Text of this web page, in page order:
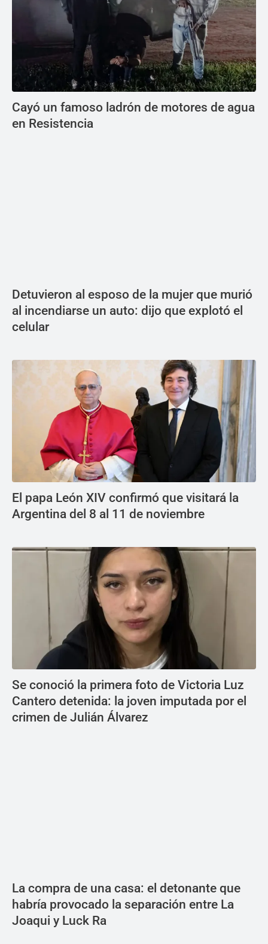
Cayó un famoso ladrón de motores de agua
en Resistencia
Detuvieron al esposo de la mujer que murió
al incendiarse un auto: dijo que explotó el
celular
El papa León XIV confirmó que visitará la
Argentina del 8 al 11 de noviembre
Se conoció la primera foto de Victoria Luz
Cantero detenida: la joven imputada por el
crimen de Julián Álvarez
La compra de una casa: el detonante que
habría provocado la separación entre La
Joaqui y Luck Ra